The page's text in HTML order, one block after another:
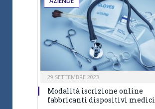
29 SETTEMBRE 2023
Modalità iscrizione online
fabbricanti dispositivi medici